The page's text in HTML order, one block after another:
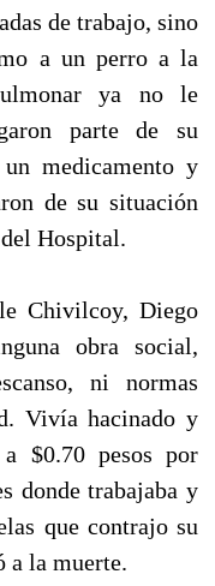
de trabajo, sino
a un perro a la
ya no le
parte de su
medicamento y
de su situación
Hospital.
Diego
obra social,
ni normas
Vivía hacinado y
$0.70 pesos por
donde trabajaba y
que contrajo su
a la muerte.